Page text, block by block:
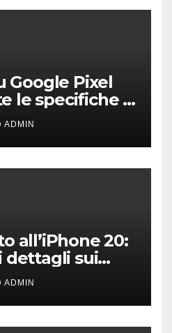
Google Pixel
le specifiche e
ADMIN
all’iPhone 20:
dettagli sui
top di
ADMIN